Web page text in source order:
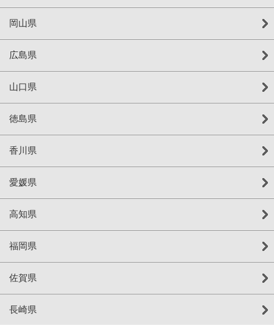
岡山県
広島県
山口県
徳島県
香川県
愛媛県
高知県
福岡県
佐賀県
長崎県